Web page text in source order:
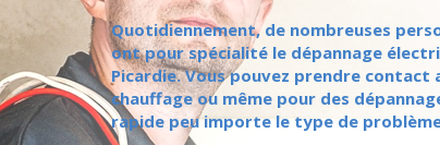
Quotidiennement, de nombreuses
ont pour spécialité le dépannage
Picardie. Vous pouvez prendre contact
chauffage ou même pour des
rapide peu importe le type de